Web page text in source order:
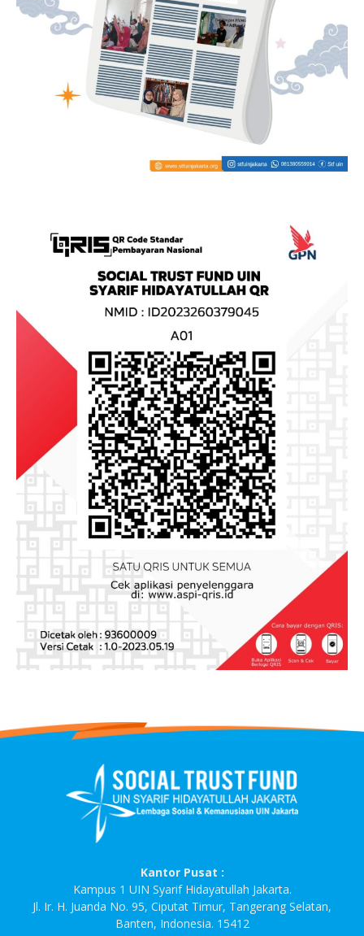
Kantor Pusat :
Kampus 1 UIN Syarif Hidayatullah Jakarta.
Jl. Ir. H. Juanda No. 95, Ciputat Timur, Tangerang Selatan,
Banten, Indonesia. 15412